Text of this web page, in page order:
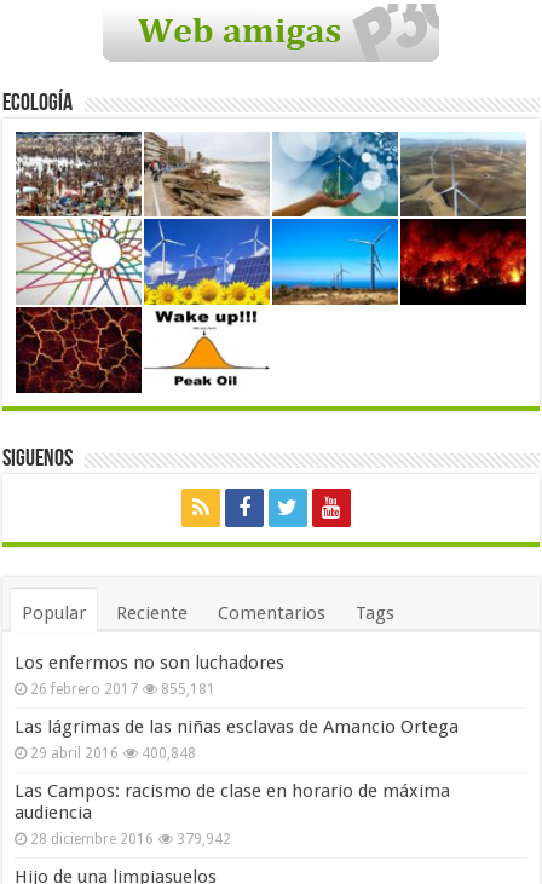
Ecología
Siguenos
Popular Reciente Comentarios Tags
Los enfermos no son luchadores
26 febrero 2017 855,181
Las lágrimas de las niñas esclavas de Amancio Ortega
29 abril 2016 400,848
Las Campos: racismo de clase en horario de máxima
audiencia
28 diciembre 2016 379,942
Hijo de una limpiasuelos